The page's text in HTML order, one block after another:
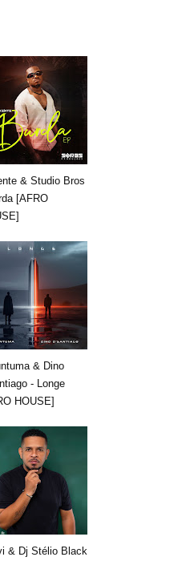
& Studio Bros
[AFRO
& Dino
- Longe
HOUSE]
& Dj Stélio Black